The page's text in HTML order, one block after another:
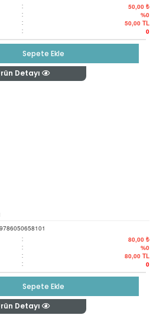
: 50,00 ₺
: %0
: 50,00 TL
: 0
Sepete Ekle
Detayı
9786050658101
: 80,00 ₺
: %0
: 80,00 TL
: 0
Sepete Ekle
Detayı